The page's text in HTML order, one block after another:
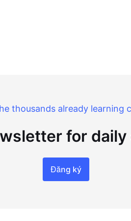
thousands already learning
for
Đăng ký